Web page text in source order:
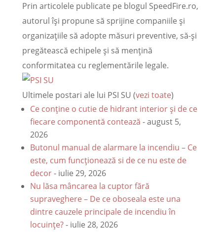
Prin articolele publicate pe blogul SpeedFire.ro,
autorul își propune să sprijine companiile și
organizațiile să adopte măsuri preventive, să-și
pregătească echipele și să mențină
conformitatea cu reglementările legale.
Ultimele postari ale lui PSI SU (vezi toate)
Ce conține o cutie de hidrant interior și de ce
fiecare componentă contează - august 5,
2026
Butonul manual de alarmare la incendiu – Ce
este, cum funcționează si de ce nu este de
decor- iulie 29, 2026
Nu lăsa mâncarea la cuptor fără
supraveghere – De ce oboseala este una
dintre cauzele principale de incendiu în
locuințe?- iulie 28, 2026